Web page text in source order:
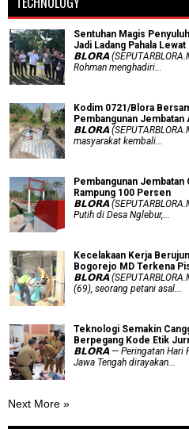
Sentuhan Magis
Jadi Ladang Pahala
𝗕𝗟𝗢𝗥𝗔
Rohman menghadiri...
Kodim 0721/Blora
Pembangunan
𝗕𝗟𝗢𝗥𝗔
masyarakat kembali...
Pembangunan
Rampung 100 Persen
𝗕𝗟𝗢𝗥𝗔
Putih di Desa Nglebur,...
Kecelakaan Kerja
Bogorejo MD Terkena
𝗕𝗟𝗢𝗥𝗔
(69), seorang petani asal...
Teknologi Semakin
Berpegang Kode Etik
𝗕𝗟𝗢𝗥𝗔 — Peringatan Hari
Jawa Tengah dirayakan...
Next More »